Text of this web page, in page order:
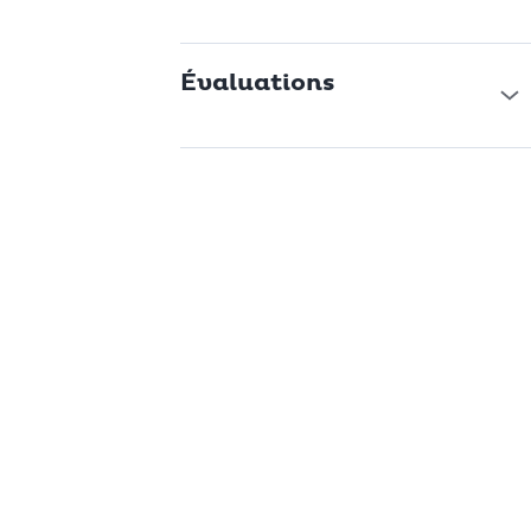
Évaluations